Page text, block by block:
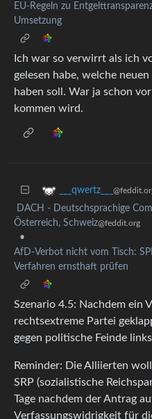
EU-Regeln zu
Umsetzung
Ich war so verwirrt als ich
gelesen habe, welche
haben soll. War ja schon
kommen wird.
___qwertz___
DACH - Deutschsprachige
Österreich, Schweiz@feddit.org
•
AfD-Verbot nicht vom Tisch:
Verfahren ernsthaft prüfen
Szenario 4.5: Nachdem ein
rechtsextreme Partei
gegen politische Feinde
Reminder: Die Alliierten
SRP (sozialistische
Tage nachdem der Antrag
Verfassungswidrigkeit für